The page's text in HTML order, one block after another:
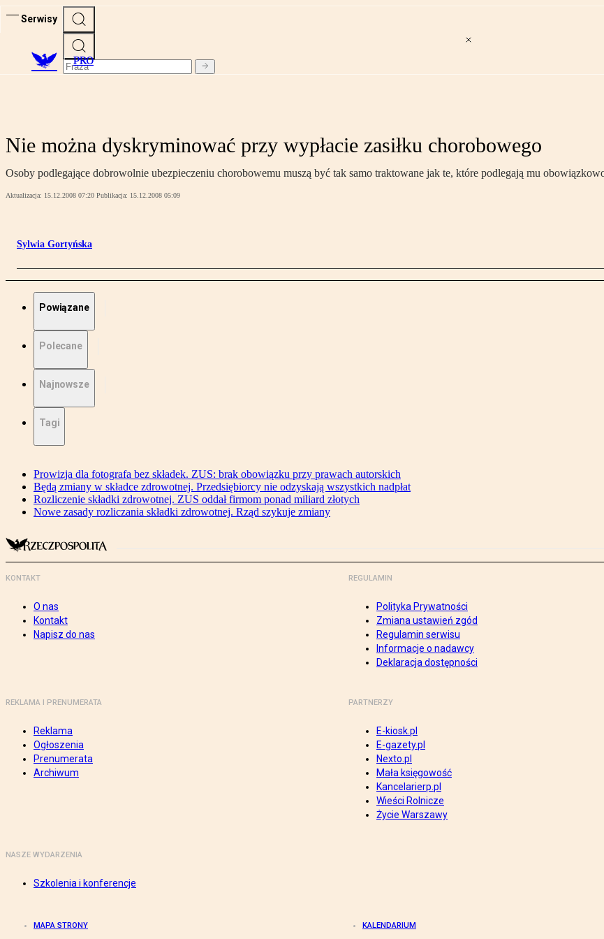
Serwisy
PRO
Nie można dyskryminować przy wypłacie zasiłku chorobowego
Osoby podlegające dobrowolnie ubezpieczeniu chorobowemu muszą być tak samo traktowane jak te, które podlegają mu
Aktualizacja: 15.12.2008 07:20 Publikacja: 15.12.2008 05:09
Sylwia Gortyńska
Powiązane
Polecane
Najnowsze
Tagi
Prowizja dla fotografa bez składek. ZUS: brak obowiązku przy prawach autorskich
Będą zmiany w składce zdrowotnej. Przedsiębiorcy nie odzyskają wszystkich nadpłat
Rozliczenie składki zdrowotnej. ZUS oddał firmom ponad miliard złotych
Nowe zasady rozliczania składki zdrowotnej. Rząd szykuje zmiany
KONTAKT
O nas
Kontakt
Napisz do nas
REGULAMIN
Polityka Prywatności
Zmiana ustawień zgód
Regulamin serwisu
Informacje o nadawcy
Deklaracja dostępności
REKLAMA I PRENUMERATA
Reklama
Ogłoszenia
Prenumerata
Archiwum
PARTNERZY
E-kiosk.pl
E-gazety.pl
Nexto.pl
Mała księgowość
Kancelarierp.pl
Wieści Rolnicze
Życie Warszawy
NASZE WYDARZENIA
Szkolenia i konferencje
MAPA STRONY KALENDARIUM